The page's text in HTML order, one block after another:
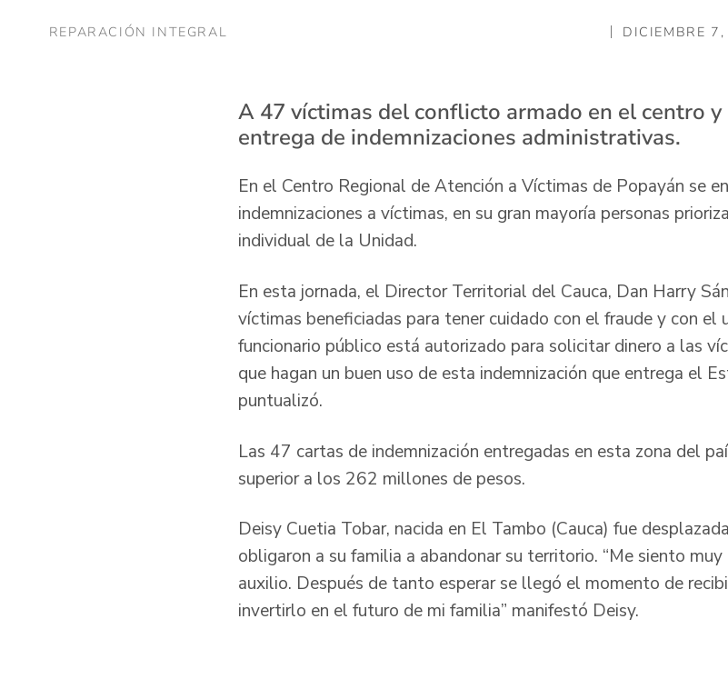
REPARACIÓN INTEGRAL DICIEMBRE
A 47 víctimas del conflicto armado en el centro y
entrega de indemnizaciones administrativas.
En el Centro Regional de Atención a Víctimas de Popayán se
indemnizaciones a víctimas, en su gran mayoría personas
individual de la Unidad.
En esta jornada, el Director Territorial del Cauca, Dan Harry
víctimas beneficiadas para tener cuidado con el fraude y con el
funcionario público está autorizado para solicitar dinero a las
que hagan un buen uso de esta indemnización que entrega el
puntualizó.
Las 47 cartas de indemnización entregadas en esta zona del
superior a los 262 millones de pesos.
Deisy Cuetia Tobar, nacida en El Tambo (Cauca) fue
obligaron a su familia a abandonar su territorio. “Me siento
auxilio. Después de tanto esperar se llegó el momento de
invertirlo en el futuro de mi familia” manifestó Deisy.